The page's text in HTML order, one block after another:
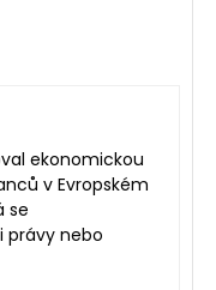
ekonomickou
v Evropském
se
právy nebo